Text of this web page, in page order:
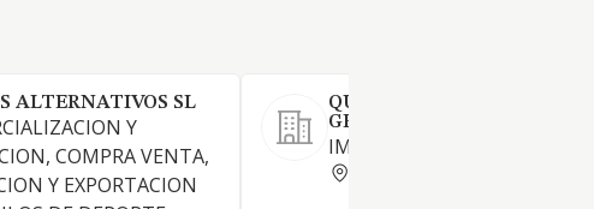
ALTERNATIVOS SL
Y
COMPRA VENTA,
Y EXPORTACION
QUIMILABOR
GENERALES SL
IMPORTACION DE PILAS